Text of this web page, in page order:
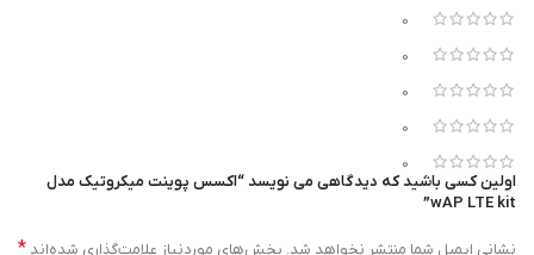
0
0
0
0
0
اولین کسی باشید که دیدگاهی می نویسد “اکسس پوینت میکروتیک مدل
wAP LTE kit”
نشانی ایمیل شما منتشر نخواهد شد. بخش‌های موردنیاز علامت‌گذاری شده‌اند *